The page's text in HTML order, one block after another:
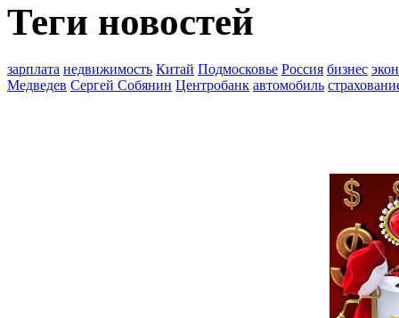
Теги новостей
зарплата недвижимость Китай Подмосковье Россия бизнес
Медведев Сергей Собянин Центробанк автомобиль